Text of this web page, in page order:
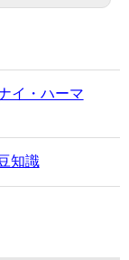
イ・ハーマ
知識